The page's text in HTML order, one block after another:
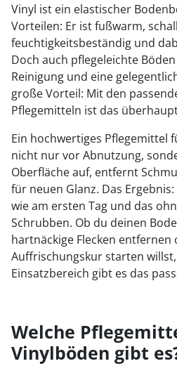
Vinyl ist ein elastischer
Vorteilen: Er ist fußwarm,
feuchtigkeitsbeständig und
Doch auch pflegeleichte
Reinigung und eine
große Vorteil: Mit den
Pflegemitteln ist das
Ein hochwertiges Pflegemittel
nicht nur vor Abnutzung,
Oberfläche auf, entfernt
für neuen Glanz. Das
wie am ersten Tag und das
Schrubben. Ob du deinen
hartnäckige Flecken entfernen
Auffrischungskur starten
Einsatzbereich gibt es das
Welche
Vinylböden gibt